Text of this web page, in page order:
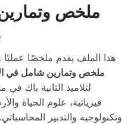
ملخص
هذا الملف يقدم ملخصًا
ملخص وتمارين شامل في
لتلاميذ الثانية باك
فيزيائية، علوم الحياة
وتكنولوجية والتدبير